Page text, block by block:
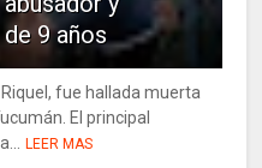
9 años
fue hallada muerta
El principal
LEER MAS